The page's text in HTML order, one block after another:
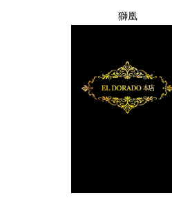
獅凰